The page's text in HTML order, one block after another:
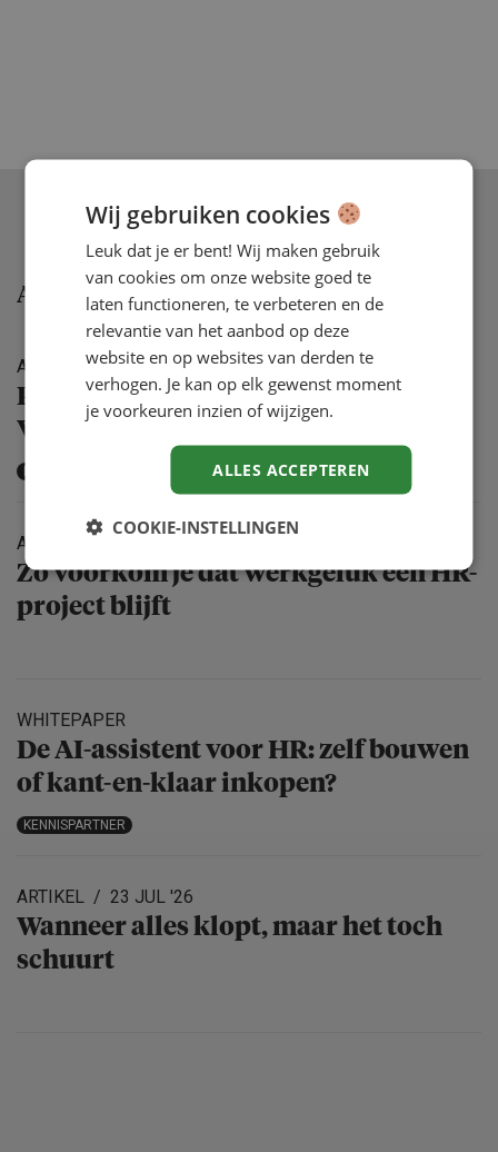
Aanbevolen
ARTIKEL 31 JUL '26
Personeels­te­korten oplossen?
Vergeet gepensio­neerden niet
ARTIKEL
Zo voorkom je dat werkgeluk een HR-
project blijft
WHITEPAPER
De AI-assistent voor HR: zelf bouwen
of kant-en-klaar inkopen?
KENNISPARTNER
ARTIKEL 23 JUL '26
Wanneer alles klopt, maar het toch
schuurt
Wij gebruiken cookies
Leuk dat je er bent! Wij maken gebruik
van cookies om onze website goed te
laten functioneren, te verbeteren en de
relevantie van het aanbod op deze
website en op websites van derden te
verhogen. Je kan op elk gewenst moment
je voorkeuren inzien of wijzigen.
ALLES ACCEPTEREN
COOKIE-INSTELLINGEN